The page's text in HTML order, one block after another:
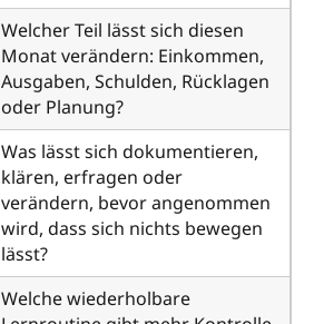
Welcher Teil lässt sich diesen
Monat verändern: Einkommen,
Ausgaben, Schulden, Rücklagen
oder Planung?
Was lässt sich dokumentieren,
klären, erfragen oder
verändern, bevor angenommen
wird, dass sich nichts bewegen
lässt?
Welche wiederholbare